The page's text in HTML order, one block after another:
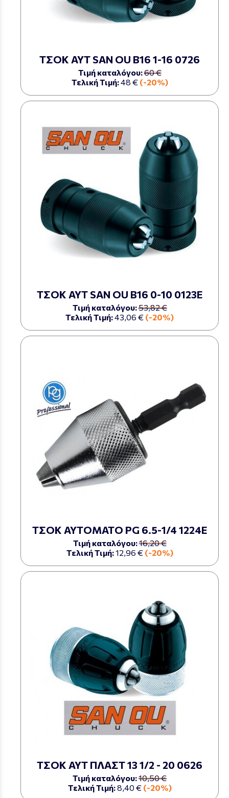
ΤΣΟΚ ΑΥΤ SAN OU Β16 1-16 0726
Τιμή καταλόγου:60 €
Τελική Τιμή:48 € (-20%)
ΤΣΟΚ ΑΥΤ SAN OU Β16 0-10 0123Ε
Τιμή καταλόγου:53,82 €
Τελική Τιμή:43,06 € (-20%)
ΤΣΟΚ ΑΥΤΟΜΑΤΟ PG 6.5-1/4 1224Ε
Τιμή καταλόγου:16,20 €
Τελική Τιμή:12,96 € (-20%)
ΤΣΟΚ ΑΥΤ ΠΛΑΣΤ 13 1/2 - 20 0626
Τιμή καταλόγου:10,50 €
Τελική Τιμή:8,40 € (-20%)